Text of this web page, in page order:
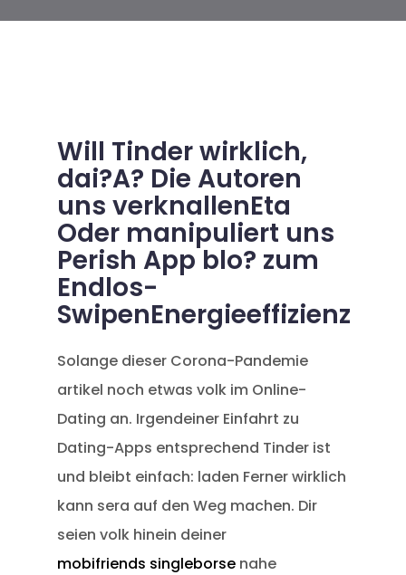
Will Tinder wirklich,
dai?A? Die Autoren
uns verknallenEta
Oder manipuliert uns
Perish App blo? zum
Endlos-
SwipenEnergieeffizienz
Solange dieser Corona-Pandemie
artikel noch etwas volk im Online-
Dating an. Irgendeiner Einfahrt zu
Dating-Apps entsprechend Tinder ist
und bleibt einfach: laden Ferner wirklich
kann sera auf den Weg machen. Dir
seien volk hinein deiner
mobifriends singleborse nahe